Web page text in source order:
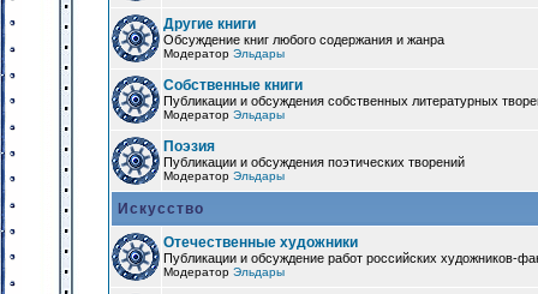
Другие книги
Обсуждение книг любого содержания и жанра
Модератор Эльдары
Собственные книги
Публикации и обсуждения собственных литературных
Модератор Эльдары
Поэзия
Публикации и обсуждения поэтических творений
Модератор Эльдары
Искусство
Отечественные художники
Публикации и обсуждение работ российских художников-
Модератор Эльдары